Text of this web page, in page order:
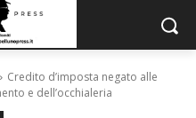
Credito d’imposta negato alle
e dell’occhialeria